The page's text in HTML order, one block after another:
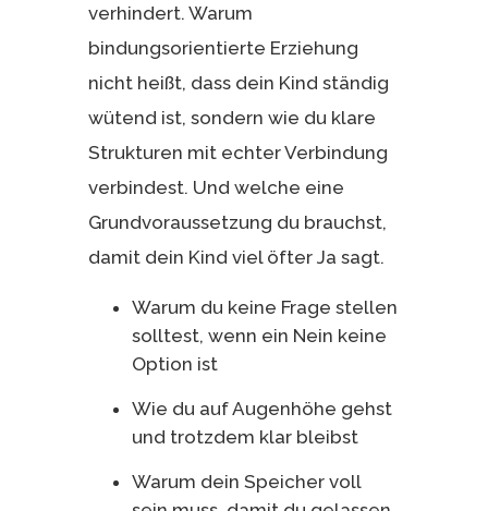
verhindert. Warum
bindungsorientierte Erziehung
nicht heißt, dass dein Kind ständig
wütend ist, sondern wie du klare
Strukturen mit echter Verbindung
verbindest. Und welche eine
Grundvoraussetzung du brauchst,
damit dein Kind viel öfter Ja sagt.
Warum du keine Frage stellen
solltest, wenn ein Nein keine
Option ist
Wie du auf Augenhöhe gehst
und trotzdem klar bleibst
Warum dein Speicher voll